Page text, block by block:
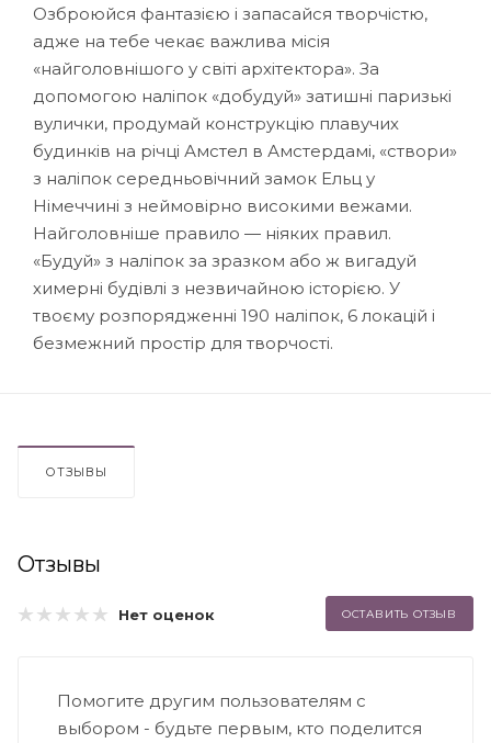
Озброюйся фантазією і запасайся творчістю,
адже на тебе чекає важлива місія
«найголовнішого у світі архітектора». За
допомогою наліпок «добудуй» затишні паризькі
вулички, продумай конструкцію плавучих
будинків на річці Амстел в Амстердамі, «створи»
з наліпок середньовічний замок Ельц у
Німеччині з неймовірно високими вежами.
Найголовніше правило — ніяких правил.
«Будуй» з наліпок за зразком або ж вигадуй
химерні будівлі з незвичайною історією. У
твоєму розпорядженні 190 наліпок, 6 локацій і
безмежний простір для творчості.
ОТЗЫВЫ
Отзывы
Нет оценок ОСТАВИТЬ ОТЗЫВ
Помогите другим пользователям с
выбором - будьте первым, кто поделится